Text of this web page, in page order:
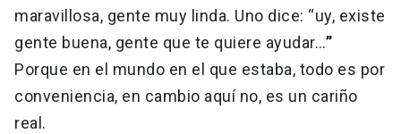
maravillosa, gente muy linda. Uno dice: “uy, existe
gente buena, gente que te quiere ayudar…”
Porque en el mundo en el que estaba, todo es por
conveniencia, en cambio aquí no, es un cariño
real.